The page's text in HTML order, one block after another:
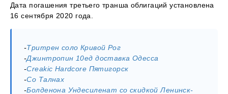
Дата погашения третьего транша облигаций установлена
16 сентября 2020 года.
-Тритрен соло Кривой Рог
-Джинтропин 10ед доставка Одесса
-Creakic Hardcore Пятигорск
-Co Талнах
-Болденона Ундесиленат со скидкой Ленинск-